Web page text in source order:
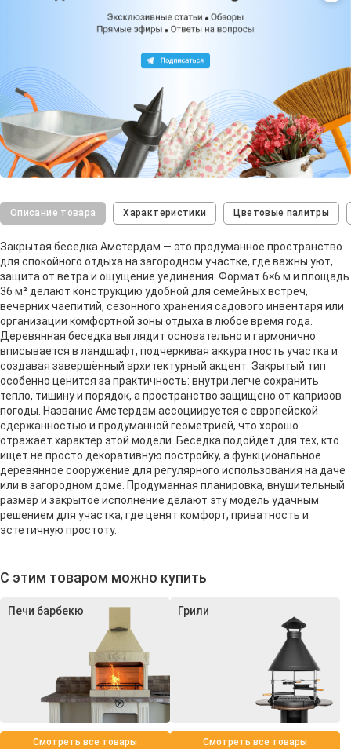
Описание товара Характеристики Цветовые палитры
Закрытая беседка Амстердам — это продуманное пространство
для спокойного отдыха на загородном участке, где важны уют,
защита от ветра и ощущение уединения. Формат 6×6 м и площадь
36 м² делают конструкцию удобной для семейных встреч,
вечерних чаепитий, сезонного хранения садового инвентаря или
организации комфортной зоны отдыха в любое время года.
Деревянная беседка выглядит основательно и гармонично
вписывается в ландшафт, подчеркивая аккуратность участка и
создавая завершённый архитектурный акцент. Закрытый тип
особенно ценится за практичность: внутри легче сохранить
тепло, тишину и порядок, а пространство защищено от капризов
погоды. Название Амстердам ассоциируется с европейской
сдержанностью и продуманной геометрией, что хорошо
отражает характер этой модели. Беседка подойдет для тех, кто
ищет не просто декоративную постройку, а функциональное
деревянное сооружение для регулярного использования на даче
или в загородном доме. Продуманная планировка, внушительный
размер и закрытое исполнение делают эту модель удачным
решением для участка, где ценят комфорт, приватность и
эстетичную простоту.
С этим товаром можно купить
Печи барбекю
Смотреть все товары
Грили
Смотреть все товары